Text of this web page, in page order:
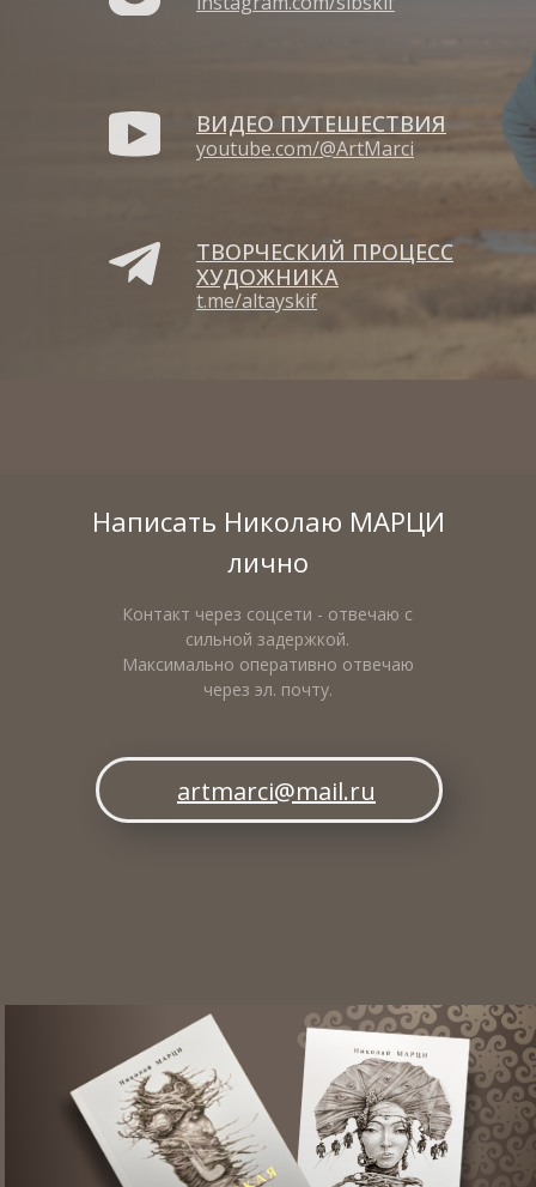
youtube.com/@ArtMarci
ВИДЕО ПУТЕШЕСТВИЯ
t.me/altayskif
ТВОРЧЕСКИЙ ПРОЦЕСС
ХУДОЖНИКА
Написать Николаю МАРЦИ
лично
artmarci@mail.ru
Контакт через соцсети - отвечаю с
сильной задержкой.
Максимально оперативно отвечаю
через эл. почту.